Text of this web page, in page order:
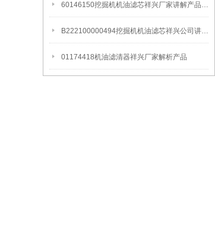
60146150挖掘机机油滤芯祥兴厂家讲解产品更换周期
B222100000494挖掘机机油滤芯祥兴公司讲解产品更换周期
01174418机油滤清器祥兴厂家解析产品